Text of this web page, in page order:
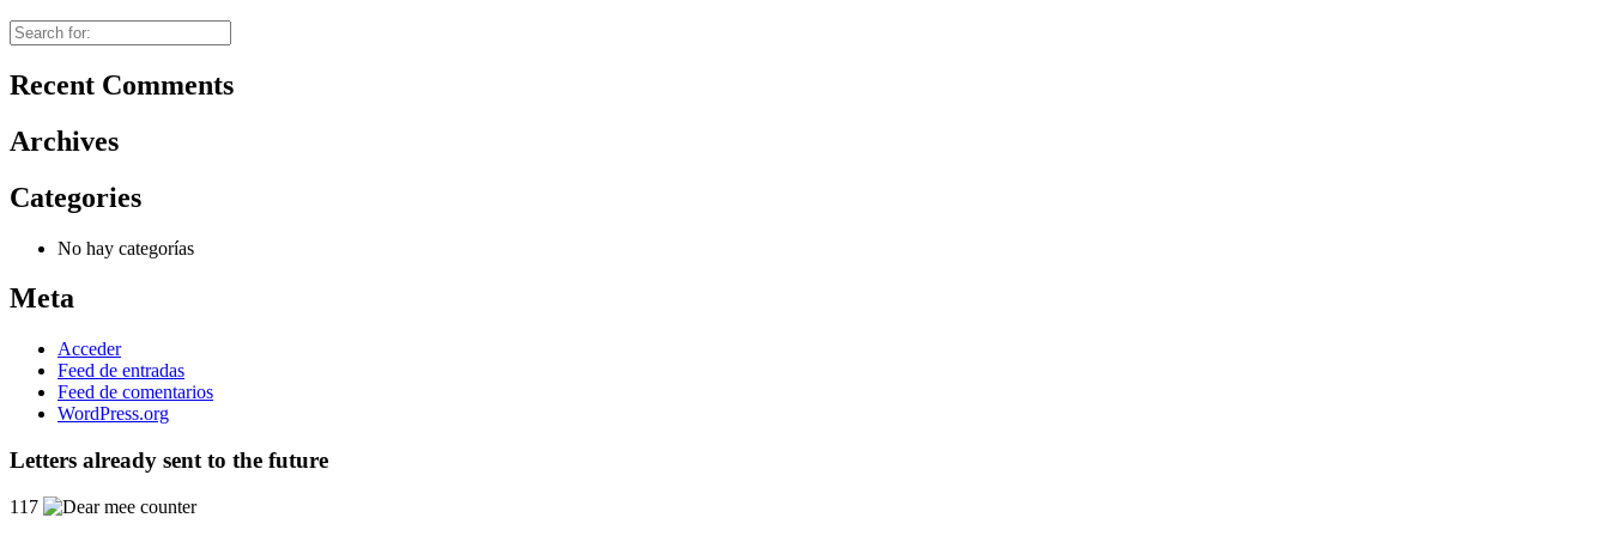
Recent Comments
Archives
Categories
No hay categorías
Meta
Acceder
Feed de entradas
Feed de comentarios
WordPress.org
Letters already sent to the future
117